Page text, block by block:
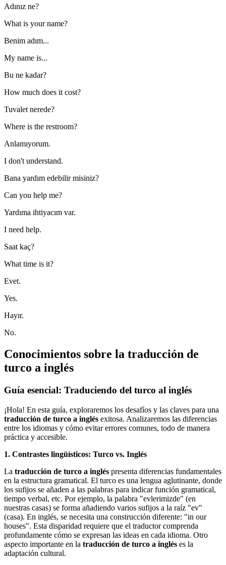
Adınız ne?
What is your name?
Benim adım...
My name is...
Bu ne kadar?
How much does it cost?
Tuvalet nerede?
Where is the restroom?
Anlamıyorum.
I don't understand.
Bana yardım edebilir misiniz?
Can you help me?
Yardıma ihtiyacım var.
I need help.
Saat kaç?
What time is it?
Evet.
Yes.
Hayır.
No.
Conocimientos sobre la traducción de
turco a inglés
Guía esencial: Traduciendo del turco al inglés
¡Hola! En esta guía, exploraremos los desafíos y las claves para una
traducción de turco a inglés exitosa. Analizaremos las diferencias
entre los idiomas y cómo evitar errores comunes, todo de manera
práctica y accesible.
1. Contrastes lingüísticos: Turco vs. Inglés
La traducción de turco a inglés presenta diferencias fundamentales
en la estructura gramatical. El turco es una lengua aglutinante, donde
los sufijos se añaden a las palabras para indicar función gramatical,
tiempo verbal, etc. Por ejemplo, la palabra "evlerimizde" (en
nuestras casas) se forma añadiendo varios sufijos a la raíz "ev"
(casa). En inglés, se necesita una construcción diferente: "in our
houses". Esta disparidad requiere que el traductor comprenda
profundamente cómo se expresan las ideas en cada idioma. Otro
aspecto importante en la traducción de turco a inglés es la
adaptación cultural.